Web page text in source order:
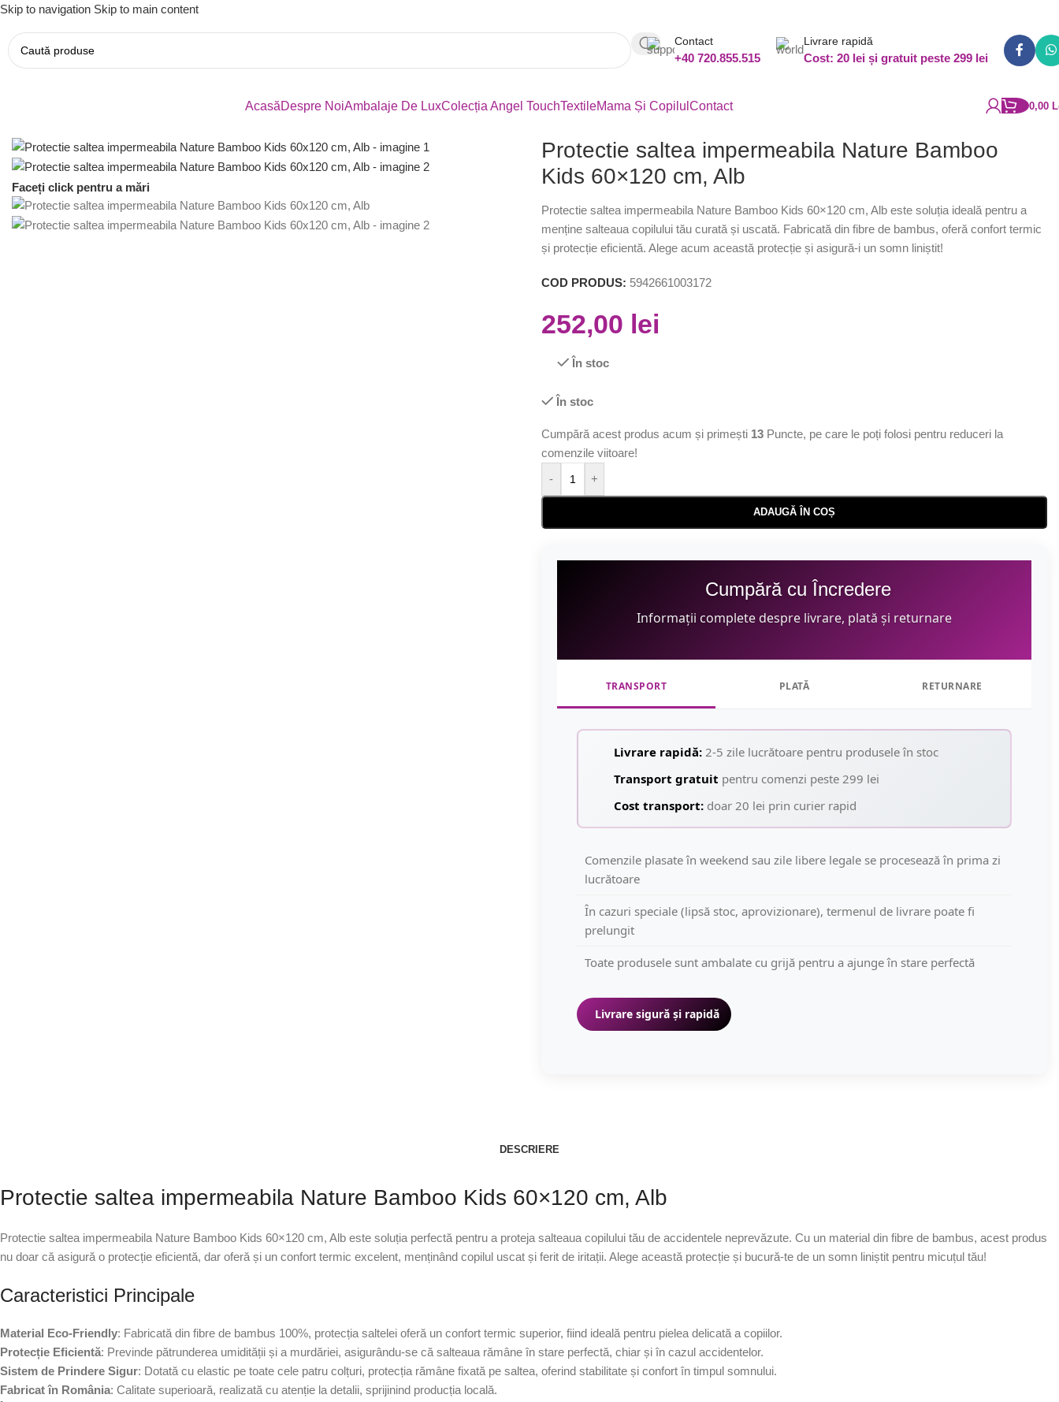
Skip to navigation Skip to main content
Contact
+40 720.855.515
Livrare rapidă
Cost: 20 lei și gratuit peste 299 lei
AcasăDespre NoiAmbalaje De LuxColecția Angel TouchTextileMama Și Copilul Contact 0,00
Faceți click pentru a mări
Protectie saltea impermeabila Nature Bamboo
Kids 60×120 cm, Alb
Protectie saltea impermeabila Nature Bamboo Kids 60×120 cm, Alb este soluția ideală pentru a
menține salteaua copilului tău curată și uscată. Fabricată din fibre de bambus, oferă confort termic
și protecție eficientă. Alege acum această protecție și asigură-i un somn liniștit!
COD PRODUS: 5942661003172
252,00 lei
În stoc
În stoc
Cumpără acest produs acum și primești 13Puncte, pe care le poți folosi pentru reduceri la
comenzile viitoare!
-
+
ADAUGĂ ÎN COȘ
Cumpără cu Încredere
Informații complete despre livrare, plată și returnare
TRANSPORT PLATĂ RETURNARE
Livrare rapidă:2-5 zile lucrătoare pentru produsele în stoc
Transport gratuit pentru comenzi peste 299 lei
Cost transport:doar 20 lei prin curier rapid
Comenzile plasate în weekend sau zile libere legale se procesează în prima zi
lucrătoare
În cazuri speciale (lipsă stoc, aprovizionare), termenul de livrare poate fi
prelungit
Toate produsele sunt ambalate cu grijă pentru a ajunge în stare perfectă
Livrare sigură și rapidă
DESCRIERE
Protectie saltea impermeabila Nature Bamboo Kids 60×120 cm, Alb
Protectie saltea impermeabila Nature Bamboo Kids 60×120 cm, Alb este soluția perfectă pentru a proteja salteaua copilului tău de accidentele neprevăzute. Cu un material din fibre de bambus, acest produs
nu doar că asigură o protecție eficientă, dar oferă și un confort termic excelent, menținând copilul uscat și ferit de iritații. Alege această protecție și bucură-te de un somn liniștit pentru micuțul tău!
Caracteristici Principale
Material Eco-Friendly: Fabricată din fibre de bambus 100%, protecția saltelei oferă un confort termic superior, fiind ideală pentru pielea delicată a copiilor.
Protecție Eficientă: Previnde pătrunderea umidității și a murdăriei, asigurându-se că salteaua rămâne în stare perfectă, chiar și în cazul accidentelor.
Sistem de Prindere Sigur: Dotată cu elastic pe toate cele patru colțuri, protecția rămâne fixată pe saltea, oferind stabilitate și confort în timpul somnului.
Fabricat în România: Calitate superioară, realizată cu atenție la detalii, sprijinind producția locală.